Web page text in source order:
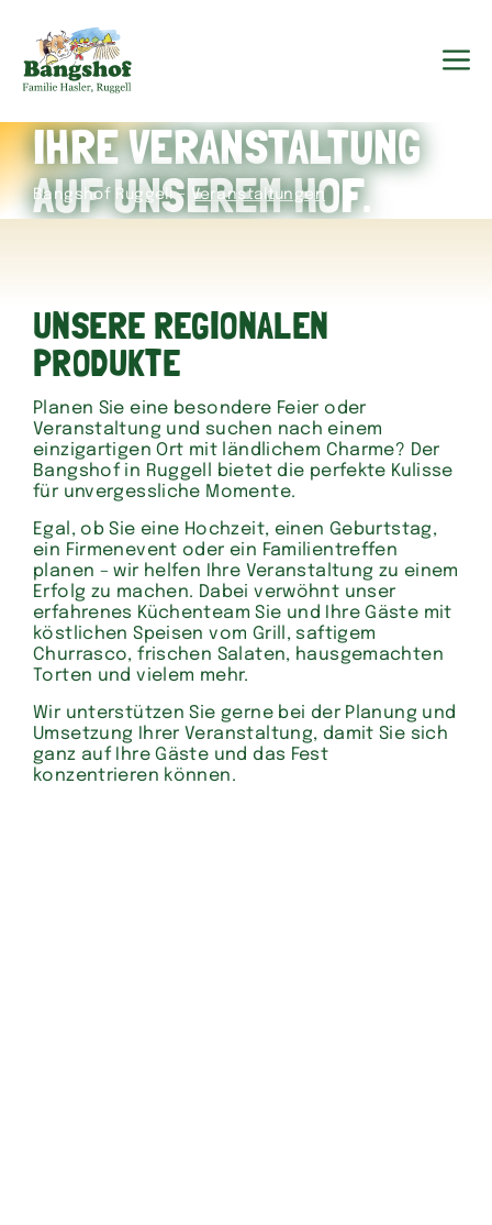
Inhalt
springen
IHRE VERANSTALTUNG
AUF UNSEREM HOF.
Bangshof Ruggell– Veranstaltungen
UNSERE REGIONALEN
PRODUKTE
Planen Sie eine besondere Feier oder
Veranstaltung und suchen nach einem
einzigartigen Ort mit ländlichem Charme? Der
Bangshof in Ruggell bietet die perfekte Kulisse
für unvergessliche Momente.
Egal, ob Sie eine Hochzeit, einen Geburtstag,
ein Firmenevent oder ein Familientreffen
planen – wir helfen Ihre Veranstaltung zu einem
Erfolg zu machen. Dabei verwöhnt unser
erfahrenes Küchenteam Sie und Ihre Gäste mit
köstlichen Speisen vom Grill, saftigem
Churrasco, frischen Salaten, hausgemachten
Torten und vielem mehr.
Wir unterstützen Sie gerne bei der Planung und
Umsetzung Ihrer Veranstaltung, damit Sie sich
ganz auf Ihre Gäste und das Fest
konzentrieren können.